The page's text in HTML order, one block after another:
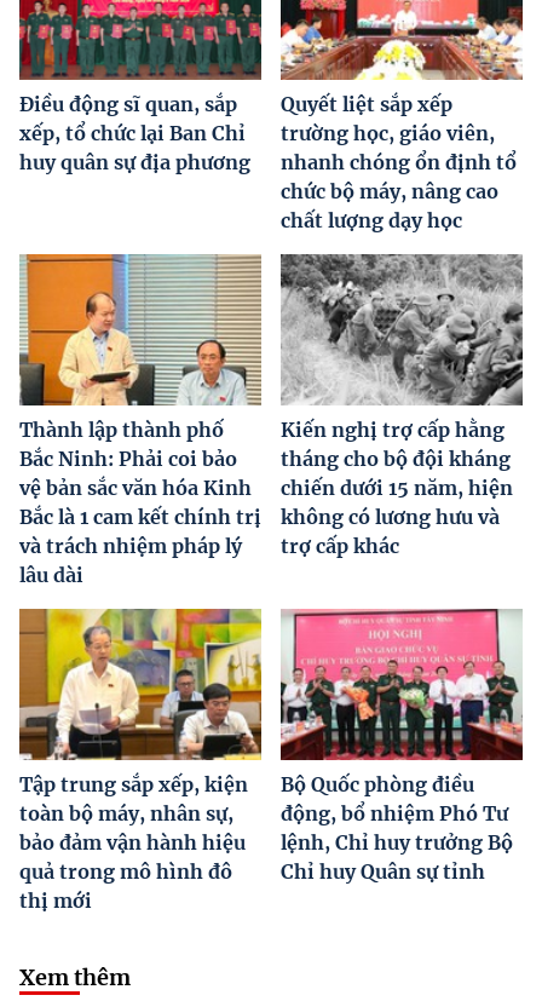
Điều động sĩ quan, sắp
xếp, tổ chức lại Ban Chỉ
huy quân sự địa phương
Quyết liệt sắp xếp
trường học, giáo viên,
nhanh chóng ổn định tổ
chức bộ máy, nâng cao
chất lượng dạy học
Thành lập thành phố
Bắc Ninh: Phải coi bảo
vệ bản sắc văn hóa Kinh
Bắc là 1 cam kết chính trị
và trách nhiệm pháp lý
lâu dài
Kiến nghị trợ cấp hằng
tháng cho bộ đội kháng
chiến dưới 15 năm, hiện
không có lương hưu và
trợ cấp khác
Tập trung sắp xếp, kiện
toàn bộ máy, nhân sự,
bảo đảm vận hành hiệu
quả trong mô hình đô
thị mới
Bộ Quốc phòng điều
động, bổ nhiệm Phó Tư
lệnh, Chỉ huy trưởng Bộ
Chỉ huy Quân sự tỉnh
Xem thêm